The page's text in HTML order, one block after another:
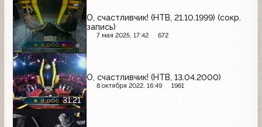
О, счастливчик! (НТВ, 21.10.1999) (сокр.
запись)
7 мая 2025, 17:42 672
31:21
О, счастливчик! (НТВ, 13.04.2000)
8 октября 2022, 16:49 1961